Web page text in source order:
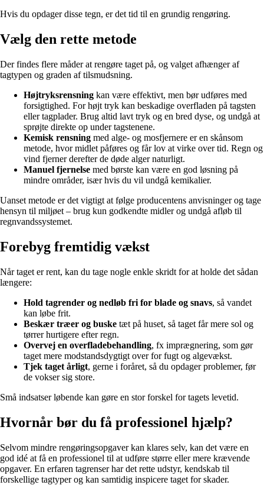
Hvis du opdager disse tegn, er det tid til en grundig rengøring.
Vælg den rette metode
Der findes flere måder at rengøre taget på, og valget afhænger af
tagtypen og graden af tilsmudsning.
Højtryksrensning kan være effektivt, men bør udføres med
forsigtighed. For højt tryk kan beskadige overfladen på tagsten
eller tagplader. Brug altid lavt tryk og en bred dyse, og undgå at
sprøjte direkte op under tagstenene.
Kemisk rensning med alge- og mosfjernere er en skånsom
metode, hvor midlet påføres og får lov at virke over tid. Regn og
vind fjerner derefter de døde alger naturligt.
Manuel fjernelse med børste kan være en god løsning på
mindre områder, især hvis du vil undgå kemikalier.
Uanset metode er det vigtigt at følge producentens anvisninger og tage
hensyn til miljøet – brug kun godkendte midler og undgå afløb til
regnvandssystemet.
Forebyg fremtidig vækst
Når taget er rent, kan du tage nogle enkle skridt for at holde det sådan
længere:
Hold tagrender og nedløb fri for blade og snavs, så vandet
kan løbe frit.
Beskær træer og buske tæt på huset, så taget får mere sol og
tørrer hurtigere efter regn.
Overvej en overfladebehandling, fx imprægnering, som gør
taget mere modstandsdygtigt over for fugt og algevækst.
Tjek taget årligt, gerne i foråret, så du opdager problemer, før
de vokser sig store.
Små indsatser løbende kan gøre en stor forskel for tagets levetid.
Hvornår bør du få professionel hjælp?
Selvom mindre rengøringsopgaver kan klares selv, kan det være en
god idé at få en professionel til at udføre større eller mere krævende
opgaver. En erfaren tagrenser har det rette udstyr, kendskab til
forskellige tagtyper og kan samtidig inspicere taget for skader.